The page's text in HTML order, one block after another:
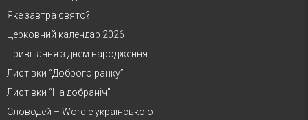
Яке завтра свято?
Церковний календар 2026
Привітання з днем народження
Листівки “Доброго ранку”
Листівки “На добраніч”
Словодей – Wordle українською